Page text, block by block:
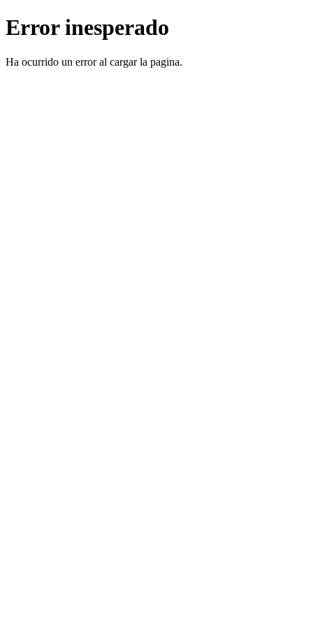
Error inesperado
Ha ocurrido un error al cargar la pagina.